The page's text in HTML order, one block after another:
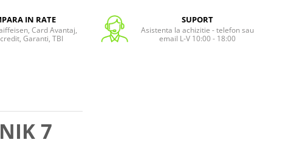
IN RATE
Card Avantaj,
Garanti, TBI
SUPORT
Asistenta la achizitie - telefon sau
email L-V 10:00 - 18:00
7